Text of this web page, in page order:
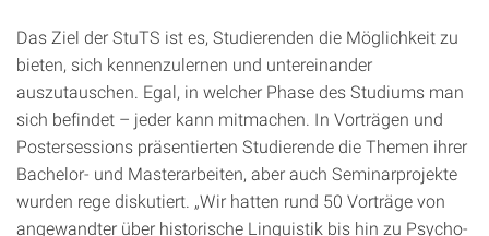
Das Ziel der StuTS ist es, Studierenden die Möglichkeit zu
bieten, sich kennenzulernen und untereinander
auszutauschen. Egal, in welcher Phase des Studiums man
sich befindet – jeder kann mitmachen. In Vorträgen und
Postersessions präsentierten Studierende die Themen ihrer
Bachelor- und Masterarbeiten, aber auch Seminarprojekte
wurden rege diskutiert. „Wir hatten rund 50 Vorträge von
angewandter über historische Linguistik bis hin zu Psycho-